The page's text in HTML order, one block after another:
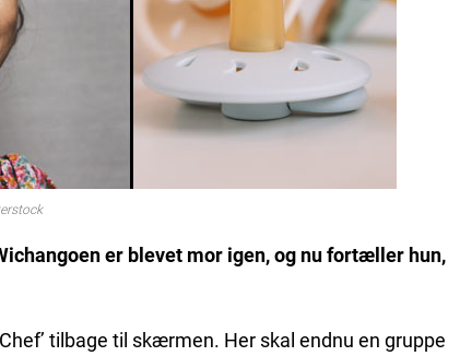
er blevet mor igen, og nu fortæller hun,
tilbage til skærmen. Her skal endnu en gruppe